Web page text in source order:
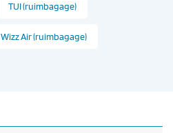
TUI (ruimbagage)
Wizz Air (ruimbagage)